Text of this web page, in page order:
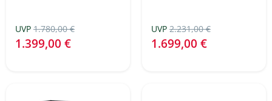
UVP 1.780,00 €
1.399,00 €
UVP 2.231,00 €
1.699,00 €